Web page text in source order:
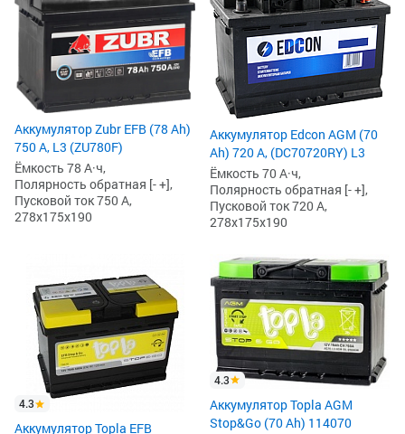
Аккумулятор Zubr EFB (78 Ah)
750 А, L3 (ZU780F)
Ёмкость 78 А·ч,
Полярность обратная [- +],
Пусковой ток 750 А,
278x175x190
Аккумулятор Edcon AGM (70
Ah) 720 А, (DC70720RY) L3
Ёмкость 70 А·ч,
Полярность обратная [- +],
Пусковой ток 720 А,
278x175x190
4.3
Аккумулятор Topla EFB
4.3
Аккумулятор Topla AGM
Stop&Go (70 Ah) 114070